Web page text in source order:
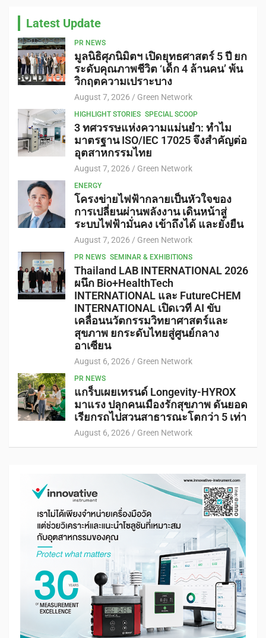
Latest Update
PR NEWS
มูลนิธิศุภนิมิตฯ เปิดยุทธศาสตร์ 5 ปี ยก
ระดับคุณภาพชีวิต ‘เด็ก 4 ล้านคน’ พ้น
วิกฤตความเปราะบาง
August 7, 2026 Green Network
HIGHLIGHT STORIES SPECIAL SCOOP
3 ทศวรรษแห่งความแม่นยำ: ทำไม
มาตรฐาน ISO/IEC 17025 จึงสำคัญต่อ
อุตสาหกรรมไทย
August 7, 2026 Green Network
ENERGY
โครงข่ายไฟฟ้ากลายเป็นหัวใจของ
การเปลี่ยนผ่านพลังงาน เดินหน้าสู่
ระบบไฟฟ้ามั่นคง เข้าถึงได้ และยั่งยืน
August 7, 2026 Green Network
PR NEWS SEMINAR & EXHIBITIONS
Thailand LAB INTERNATIONAL 2026
ผนึก Bio+HealthTech
INTERNATIONAL และ FutureCHEM
INTERNATIONAL เปิดเวที AI ขับ
เคลื่อนนวัตกรรมวิทยาศาสตร์และ
สุขภาพ ยกระดับไทยสู่ศูนย์กลาง
อาเซียน
August 6, 2026 Green Network
PR NEWS
แกร็บเผยเทรนด์ Longevity-HYROX
มาแรง ปลุกคนเมืองรักสุขภาพ ดันยอด
เรียกรถไปสวนสาธารณะโตกว่า 5 เท่า
August 6, 2026 Green Network